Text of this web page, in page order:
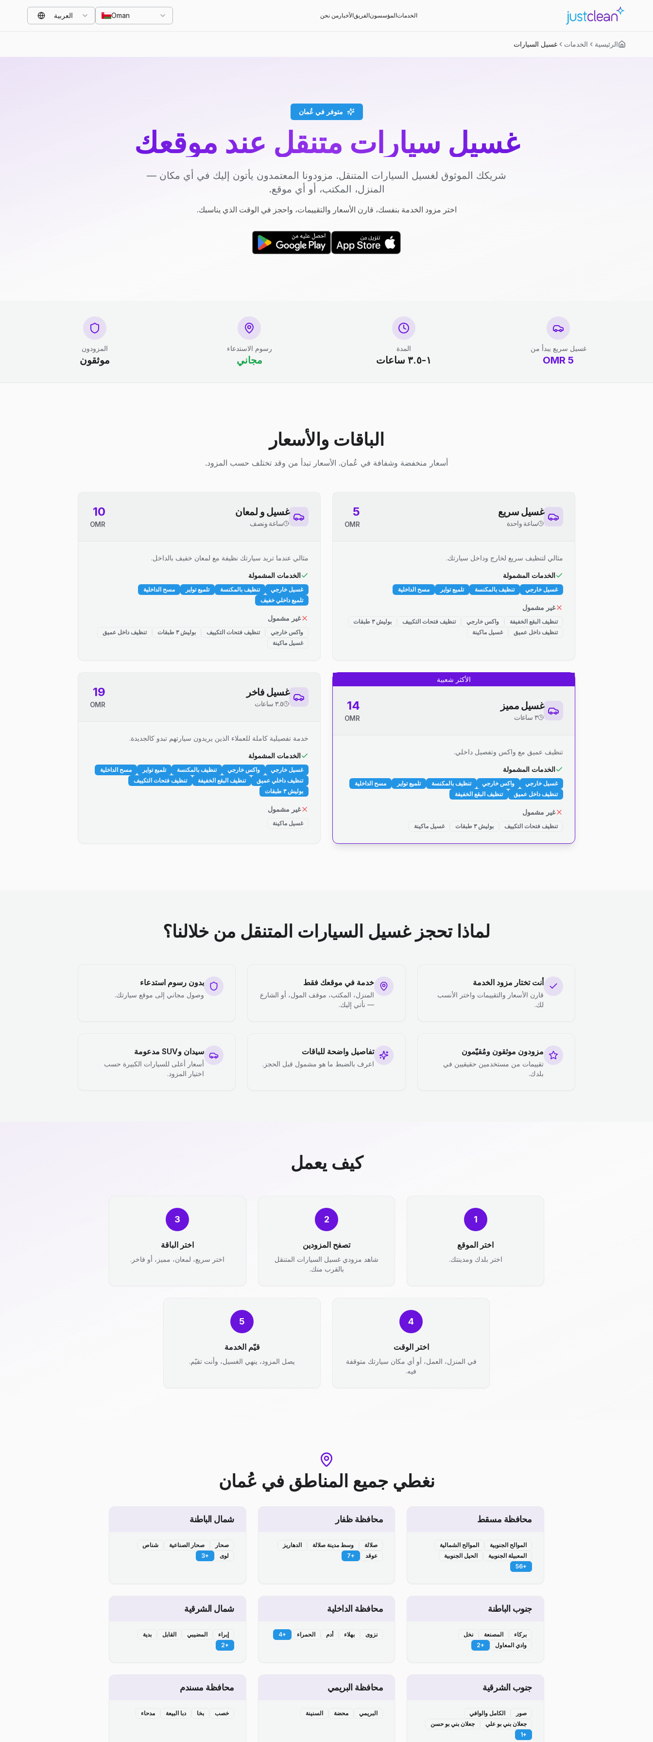
الخدماتالمؤسسونالفريقالأخبار من نحن Oman العربية
الرئيسية الخدمات غسيل السيارات
متوفر في عُمان
غسيل سيارات متنقل عند موقعك
شريكك الموثوق لغسيل السيارات المتنقل. مزودونا المعتمدون يأتون إليك في أي مكان —
المنزل، المكتب، أو أي موقع.
اختر مزود الخدمة بنفسك، قارن الأسعار والتقييمات، واحجز في الوقت الذي يناسبك.
غسيل سريع يبدأ من
5
OMR
المدة
١-٣.٥ ساعات
رسوم الاستدعاء
مجاني
المزودون
موثقون
الباقات والأسعار
أسعار منخفضة وشفافة في عُمان. الأسعار تبدأ من وقد تختلف حسب المزود.
غسيل سريع
ساعة واحدة
5
OMR
مثالي لتنظيف سريع لخارج وداخل سيارتك.
الخدمات المشمولة
غسيل خارجي تنظيف بالمكنسة تلميع تواير مسح الداخلية
غير مشمول
تنظيف البقع الخفيفة واكس خارجي تنظيف فتحات التكييف
بوليش ٣ طبقات
تنظيف داخل عميق
غسيل ماكينة
غسيل و لمعان
ساعة ونصف
10
OMR
مثالي عندما تريد سيارتك نظيفة مع لمعان خفيف بالداخل.
الخدمات المشمولة
غسيل خارجي تنظيف بالمكنسة تلميع تواير
مسح الداخلية
تلميع داخلي خفيف
غير مشمول
واكس خارجي تنظيف فتحات التكييف بوليش ٣ طبقات
تنظيف داخل عميق
غسيل ماكينة
الأكثر شعبية
غسيل مميز
٣ ساعات
14
OMR
تنظيف عميق مع واكس وتفصيل داخلي.
الخدمات المشمولة
غسيل خارجي واكس خارجي تنظيف بالمكنسة تلميع تواير
مسح الداخلية
تنظيف داخل عميق
تنظيف البقع الخفيفة
غير مشمول
تنظيف فتحات التكييف بوليش ٣ طبقات غسيل ماكينة
غسيل فاخر
٣.٥ ساعات
19
OMR
خدمة تفصيلية كاملة للعملاء الذين يريدون سيارتهم تبدو كالجديدة.
الخدمات المشمولة
غسيل خارجي واكس خارجي تنظيف بالمكنسة تلميع تواير
مسح الداخلية
تنظيف داخلي عميق
تنظيف البقع الخفيفة
تنظيف فتحات التكييف
بوليش ٣ طبقات
غير مشمول
غسيل ماكينة
لماذا تحجز غسيل السيارات المتنقل من خلالنا؟
أنت تختار مزود الخدمة
قارن الأسعار والتقييمات واختر الأنسب
لك.
خدمة في موقعك فقط
المنزل، المكتب، موقف المول، أو الشارع
— نأتي إليك.
بدون رسوم استدعاء
وصول مجاني إلى موقع سيارتك.
مزودون موثقون ومُقيّمون
تقييمات من مستخدمين حقيقيين في
بلدك.
تفاصيل واضحة للباقات
اعرف بالضبط ما هو مشمول قبل الحجز.
سيدان وSUV مدعومة
أسعار أعلى للسيارات الكبيرة حسب
اختيار المزود.
كيف يعمل
1
اختر الموقع
اختر بلدك ومدينتك.
2
تصفح المزودين
شاهد مزودي غسيل السيارات المتنقل
بالقرب منك.
3
اختر الباقة
اختر سريع، لمعان، مميز، أو فاخر.
4
اختر الوقت
في المنزل، العمل، أو أي مكان سيارتك متوقفة
فيه.
5
قيّم الخدمة
يصل المزود، ينهي الغسيل، وأنت تقيّم.
نغطي جميع المناطق في عُمان
محافظة مسقط
الموالح الجنوبية
الموالح الشمالية
المعبيلة الجنوبية
الحيل الجنوبية
+
56
محافظة ظفار
صلالة وسط مدينة صلالة
الدهاريز
عوقد
+
7
شمال الباطنة
صحار صحار الصناعية
شناص
لوى
+
3
جنوب الباطنة
بركاء المصنعة
نخل
وادي المعاول
+
2
محافظة الداخلية
نزوى بهلاء أدم الحمراء +
4
شمال الشرقية
إبراء المضيبي القابل
بدية
+
2
جنوب الشرقية
صور
الكامل والوافي
جعلان بني بو علي
جعلان بني بو حسن
+
1
محافظة البريمي
البريمي محضة السنينة
محافظة مسندم
خصب بخا دبا البيعة مدحاء